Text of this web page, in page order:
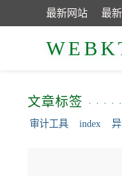
最新网站 最
文章标签
审计工具 index